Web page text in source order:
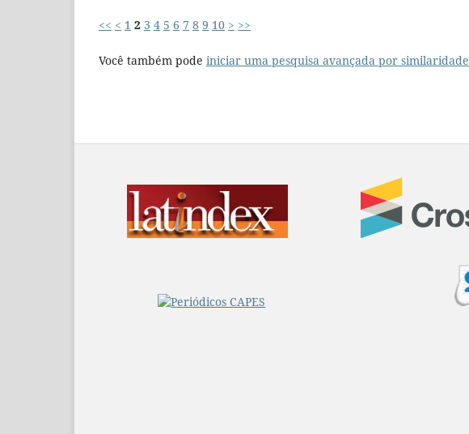
<< < 1 2 3 4 5 6 7 8 9 10 > >>
Você também pode iniciar uma pesquisa avançada por similaridade